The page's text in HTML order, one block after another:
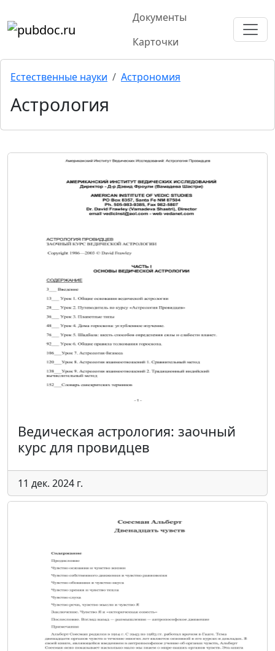
Документы
Карточки
Естественные науки Астрономия
Астрология
Ведическая астрология: заочный
курс для провидцев
11 дек. 2024 г.